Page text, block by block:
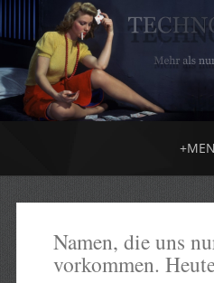
+
Namen, die uns
vorkommen.